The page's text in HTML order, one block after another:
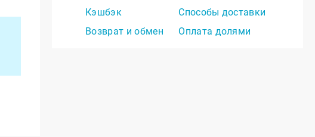
Кэшбэк
Способы доставки
Возврат и обмен
Оплата долями